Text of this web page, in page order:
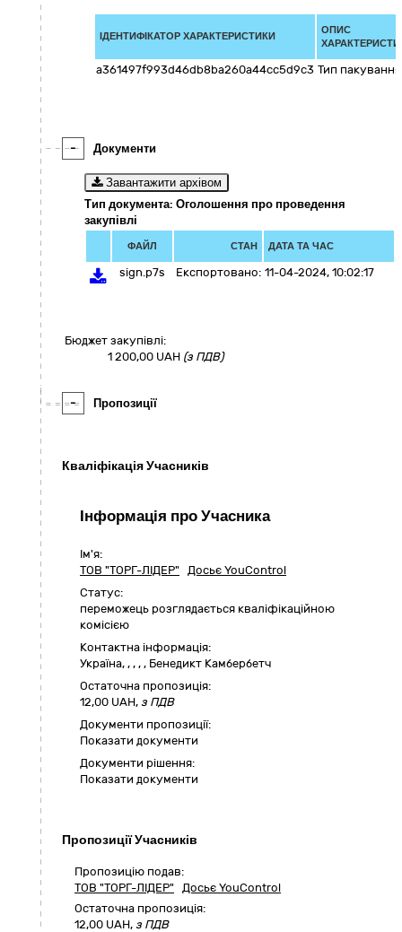
ІДЕНТИФІКАТОР ХАРАКТЕРИСТИКИ
ОПИС
a361497f993d46db8ba260a44cc5d9c3 Тип пакування
- Документи
Завантажити архівом
Тип документа: Оголошення про проведення
закупівлі
ФАЙЛ СТАН ДАТА ТА ЧАС
sign.p7s Експортовано: 11-04-2024, 10:02:17
Бюджет закупівлі:
1 200,00 UAH (з ПДВ)
- Пропозиції
Кваліфікація Учасників
Інформація про Учасника
Ім'я:
ТОВ "ТОРГ-ЛІДЕР" Досьє YouControl
Статус:
переможець розглядається кваліфікаційною
комісією
Контактна інформація:
Україна, , , , , Бенедикт Камбербетч
Остаточна пропозиція:
12,00 UAH, з ПДВ
Документи пропозиції:
Показати документи
Документи рішення:
Показати документи
Пропозиції Учасників
Пропозицію подав:
ТОВ "ТОРГ-ЛІДЕР" Досьє YouControl
Остаточна пропозиція:
12,00 UAH, з ПДВ